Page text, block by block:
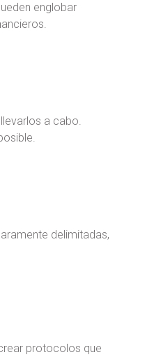
englobar
a cabo.
delimitadas,
protocolos que